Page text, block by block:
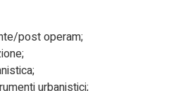
post operam;
urbanistici;